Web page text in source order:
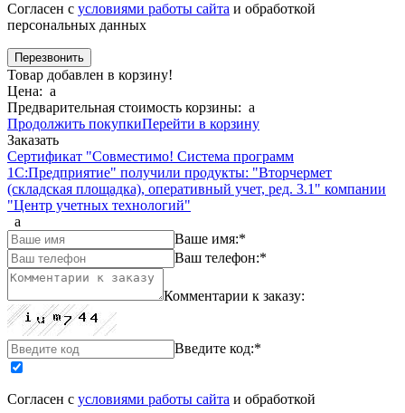
Согласен с условиями работы сайта и обработкой
персональных данных
Товар добавлен в корзину!
Цена: a
Предварительная стоимость корзины: a
Продолжить покупкиПерейти в корзину
Заказать
Сертификат "Совместимо! Система программ
1С:Предприятие" получили продукты: "Вторчермет
(складская площадка), оперативный учет, ред. 3.1" компании
"Центр учетных технологий"
a
Ваше имя:*
Ваш телефон:*
Комментарии к заказу:
Введите код:*
Согласен с условиями работы сайта и обработкой